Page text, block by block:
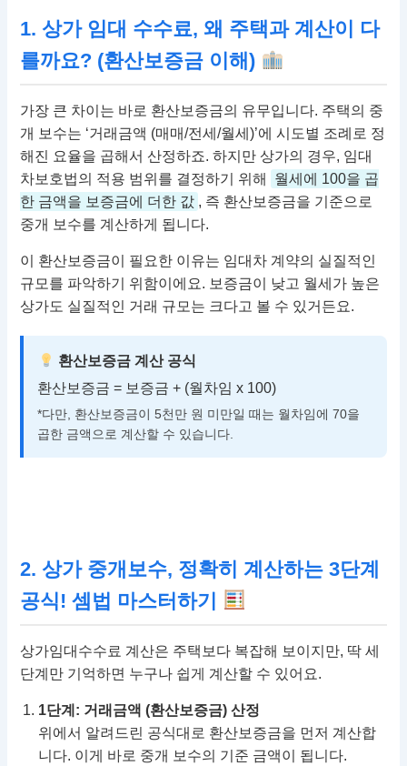
1. 상가 임대 수수료, 왜 주택과 계산이 다
를까요? (환산보증금 이해)
가장 큰 차이는 바로 환산보증금의 유무입니다. 주택의 중
개 보수는 ‘거래금액 (매매/전세/월세)’에 시도별 조례로 정
해진 요율을 곱해서 산정하죠. 하지만 상가의 경우, 임대
차보호법의 적용 범위를 결정하기 위해
월세에 100을 곱
한 금액을 보증금에 더한 값 , 즉 환산보증금을 기준으로
중개 보수를 계산하게 됩니다.
이 환산보증금이 필요한 이유는 임대차 계약의 실질적인
규모를 파악하기 위함이에요. 보증금이 낮고 월세가 높은
상가도 실질적인 거래 규모는 크다고 볼 수 있거든요.
환산보증금 계산 공식
환산보증금 = 보증금 + (월차임 x 100)
*다만, 환산보증금이 5천만 원 미만일 때는 월차임에 70을
곱한 금액으로 계산할 수 있습니다.
2. 상가 중개보수, 정확히 계산하는 3단계
공식! 셈법 마스터하기
상가임대수수료 계산은 주택보다 복잡해 보이지만, 딱 세
단계만 기억하면 누구나 쉽게 계산할 수 있어요.
1단계: 거래금액 (환산보증금) 산정
위에서 알려드린 공식대로 환산보증금을 먼저 계산합
니다. 이게 바로 중개 보수의 기준 금액이 됩니다.